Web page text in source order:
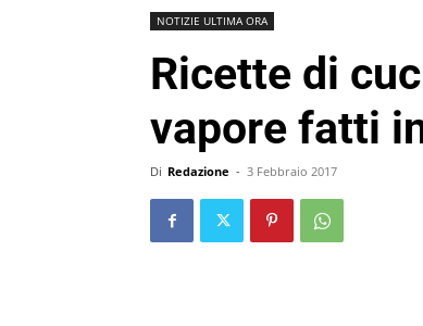
NOTIZIE ULTIMA ORA
Ricette di
vapore fatti
Di Redazione - 3 Febbraio 2017